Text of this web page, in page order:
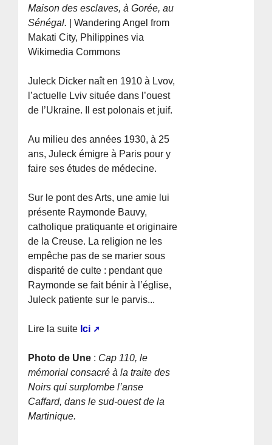
Maison des esclaves, à Gorée, au
Sénégal. | Wandering Angel from
Makati City, Philippines via
Wikimedia Commons
Juleck Dicker naît en 1910 à Lvov,
l’actuelle Lviv située dans l’ouest
de l’Ukraine. Il est polonais et juif.
Au milieu des années 1930, à 25
ans, Juleck émigre à Paris pour y
faire ses études de médecine.
Sur le pont des Arts, une amie lui
présente Raymonde Bauvy,
catholique pratiquante et originaire
de la Creuse. La religion ne les
empêche pas de se marier sous
disparité de culte : pendant que
Raymonde se fait bénir à l’église,
Juleck patiente sur le parvis...
Lire la suite Ici
Photo de Une : Cap 110, le
mémorial consacré à la traite des
Noirs qui surplombe l’anse
Caffard, dans le sud-ouest de la
Martinique.